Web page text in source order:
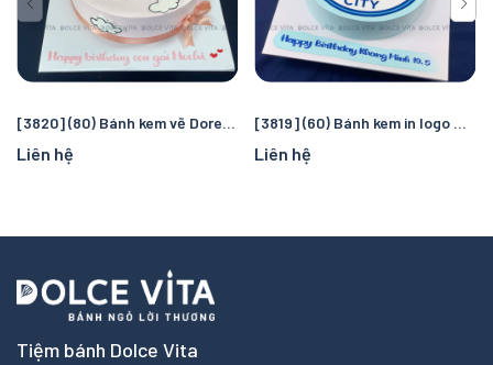
[3820] (80) Bánh kem vẽ Doremon/ Doraemon - quà tặng sinh nhật đáng yêu cho bé gái
Liên hệ
[3819] (60) Bánh kem in logo Manchester City – Quà tặng sinh nhật hoàn hảo cho fan bóng đá
Liên hệ
Tiệm bánh Dolce Vita